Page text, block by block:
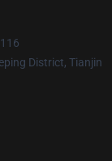
District, Tianjin